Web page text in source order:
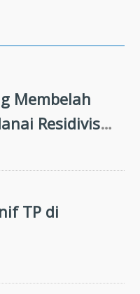
Membelah
Residivis
TP di